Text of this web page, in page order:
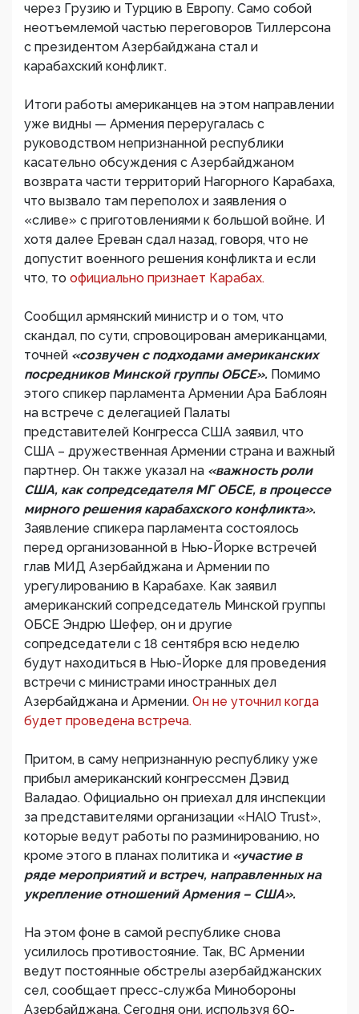
через Грузию и Турцию в Европу. Само собой
неотъемлемой частью переговоров Тиллерсона
с президентом Азербайджана стал и
карабахский конфликт.
Итоги работы американцев на этом направлении
уже видны — Армения переругалась с
руководством непризнанной республики
касательно обсуждения с Азербайджаном
возврата части территорий Нагорного Карабаха,
что вызвало там переполох и заявления о
«сливе» с приготовлениями к большой войне. И
хотя далее Ереван сдал назад, говоря, что не
допустит военного решения конфликта и если
что, то официально признает Карабах.
Сообщил армянский министр и о том, что
скандал, по сути, спровоцирован американцами,
точней «созвучен с подходами американских
посредников Минской группы ОБСЕ». Помимо
этого спикер парламента Армении Ара Баблоян
на встрече с делегацией Палаты
представителей Конгресса США заявил, что
США – дружественная Армении страна и важный
партнер. Он также указал на «важность роли
США, как сопредседателя МГ ОБСЕ, в процессе
мирного решения карабахского конфликта».
Заявление спикера парламента состоялось
перед организованной в Нью-Йорке встречей
глав МИД Азербайджана и Армении по
урегулированию в Карабахе. Как заявил
американский сопредседатель Минской группы
ОБСЕ Эндрю Шефер, он и другие
сопредседатели с 18 сентября всю неделю
будут находиться в Нью-Йорке для проведения
встречи с министрами иностранных дел
Азербайджана и Армении. Он не уточнил когда
будет проведена встреча.
Притом, в саму непризнанную республику уже
прибыл американский конгрессмен Дэвид
Валадао. Официально он приехал для инспекции
за представителями организации «HAlO Trust»,
которые ведут работы по разминированию, но
кроме этого в планах политика и «участие в
ряде мероприятий и встреч, направленных на
укрепление отношений Армения – США».
На этом фоне в самой республике снова
усилилось противостояние. Так, ВС Армении
ведут постоянные обстрелы азербайджанских
сел, сообщает пресс-служба Минобороны
Азербайджана. Сегодня они, используя 60-